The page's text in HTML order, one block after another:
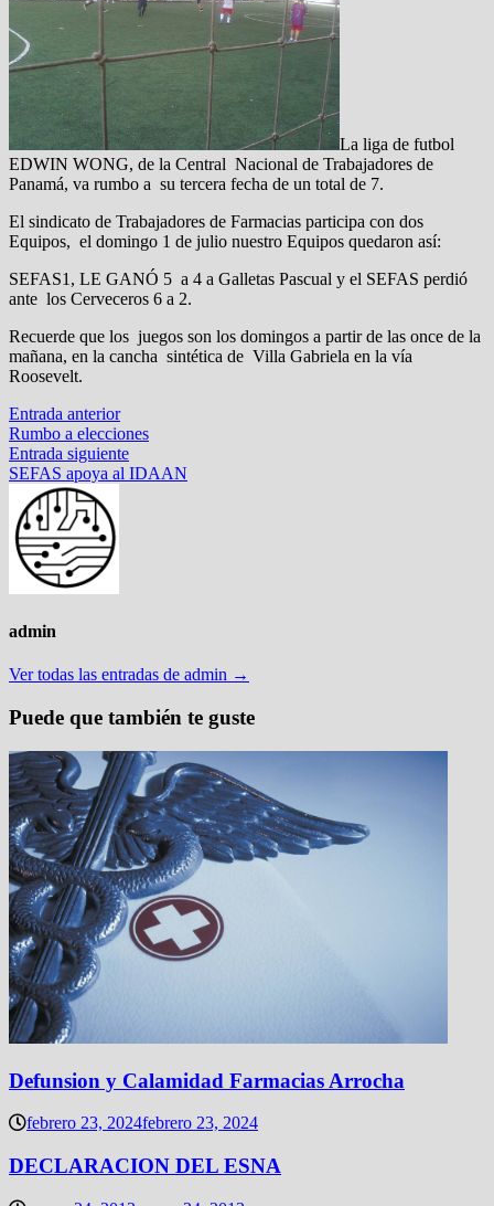
La liga de futbol
EDWIN WONG, de la Central Nacional de Trabajadores de
Panamá, va rumbo a su tercera fecha de un total de 7.
El sindicato de Trabajadores de Farmacias participa con dos
Equipos, el domingo 1 de julio nuestro Equipos quedaron así:
SEFAS1, LE GANÓ 5 a 4 a Galletas Pascual y el SEFAS perdió
ante los Cerveceros 6 a 2.
Recuerde que los juegos son los domingos a partir de las once de la
mañana, en la cancha sintética de Villa Gabriela en la vía
Roosevelt.
Navegación
de
entradas
Entrada anteriorEntrada
anterior:
Rumbo a elecciones
Entrada siguienteEntrada
siguiente:
SEFAS apoya al IDAAN
admin
Ver todas las entradas de admin →
Puede que también te guste
Defunsion y Calamidad Farmacias Arrocha
febrero 23, 2024febrero 23, 2024
DECLARACION DEL ESNA